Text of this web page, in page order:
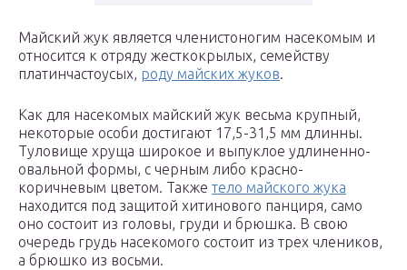
Майский жук является членистоногим насекомым и
относится к отряду жесткокрылых, семейству
платинчастоусых, роду майских жуков.
Как для насекомых майский жук весьма крупный,
некоторые особи достигают 17,5-31,5 мм длинны.
Туловище хруща широкое и выпуклое удлиненно-
овальной формы, с черным либо красно-
коричневым цветом. Также тело майского жука
находится под защитой хитинового панциря, само
оно состоит из головы, груди и брюшка. В свою
очередь грудь насекомого состоит из трех члеников,
а брюшко из восьми.